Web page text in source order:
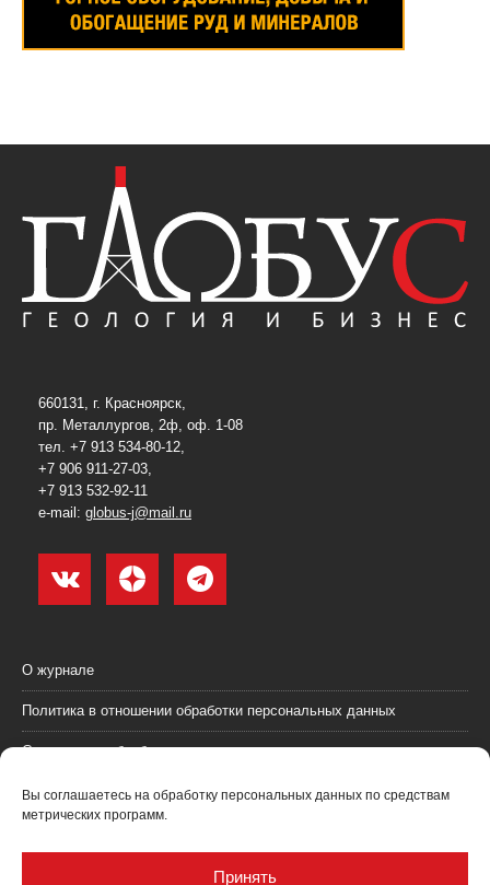
Вы соглашаетесь на обработку персональных данных по средствам
метрических программ.
Принять
660131, г. Красноярск,
пр. Металлургов, 2ф, оф. 1-08
тел. +7 913 534-80-12,
+7 906 911-27-03,
+7 913 532-92-11
e-mail: globus-j@mail.ru
О журнале
Политика в отношении обработки персональных данных
Согласие на обработку персональных данных
Пользовательское соглашение (оферта)